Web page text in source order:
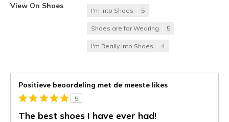
View On Shoes
I'm Into Shoes 5
Shoes are for Wearing 5
I'm Really Into Shoes 4
Positieve beoordeling met de meeste likes
5
The best shoes I have ever had!